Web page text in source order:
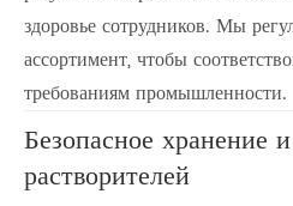
здоровье сотрудников. Мы
ассортимент, чтобы
требованиям промышленности.
Безопасное хранение
растворителей